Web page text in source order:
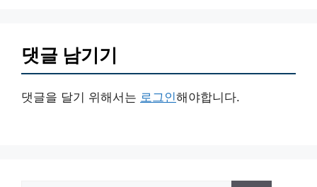
댓글 남기기
댓글을 달기 위해서는 로그인해야합니다.